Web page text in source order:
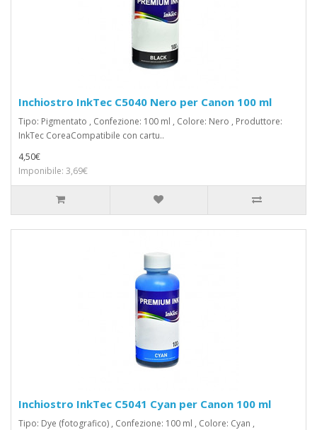
Inchiostro InkTec C5040 Nero per Canon 100 ml
Tipo: Pigmentato , Confezione: 100 ml , Colore: Nero , Produttore:
InkTec CoreaCompatibile con cartu..
4,50€
Imponibile: 3,69€
Inchiostro InkTec C5041 Cyan per Canon 100 ml
Tipo: Dye (fotografico) , Confezione: 100 ml , Colore: Cyan ,